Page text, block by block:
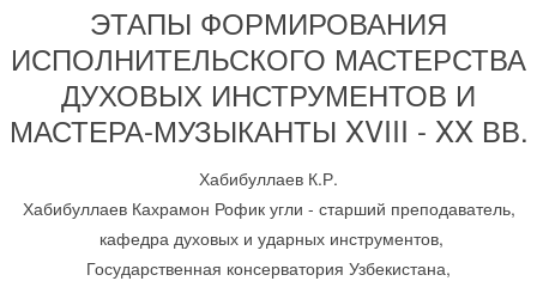
ЭТАПЫ ФОРМИРОВАНИЯ
ИСПОЛНИТЕЛЬСКОГО МАСТЕРСТВА
ДУХОВЫХ ИНСТРУМЕНТОВ И
МАСТЕРА-МУЗЫКАНТЫ XVIII - XX ВВ.
Хабибуллаев К.Р.
Хабибуллаев Кахрамон Рофик угли - старший преподаватель,
кафедра духовых и ударных инструментов,
Государственная консерватория Узбекистана,